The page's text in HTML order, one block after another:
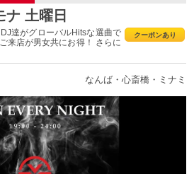
ナ 土曜日
クーポンあり
達がグローバルHitsな選曲で
来店が男女共にお得！ さらに
なんば・心斎橋・ミナミ